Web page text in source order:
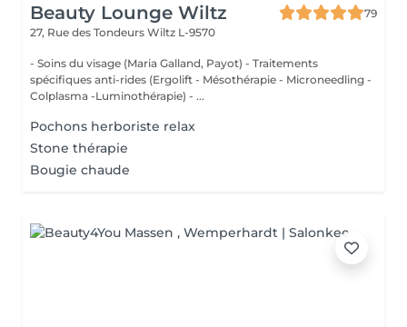
Beauty Lounge Wiltz
79
27, Rue des Tondeurs Wiltz L-9570
- Soins du visage (Maria Galland, Payot) - Traitements
spécifiques anti-rides (Ergolift - Mésothérapie - Microneedling -
Colplasma -Luminothérapie) - ...
Pochons herboriste relax
Stone thérapie
Bougie chaude